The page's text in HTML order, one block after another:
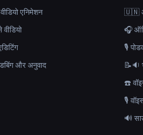
एनिमेशन
डबिंग और अनुवाद
🇺🇳
🎧
🎙️
📝🔉
☎️
🎙️
🔊